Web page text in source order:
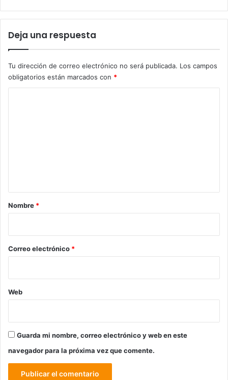
Deja una respuesta
Tu dirección de correo electrónico no será publicada. Los campos
obligatorios están marcados con *
r
*
Nombre *
Correo electrónico *
Web
Guarda mi nombre, correo electrónico y web en este
navegador para la próxima vez que comente.